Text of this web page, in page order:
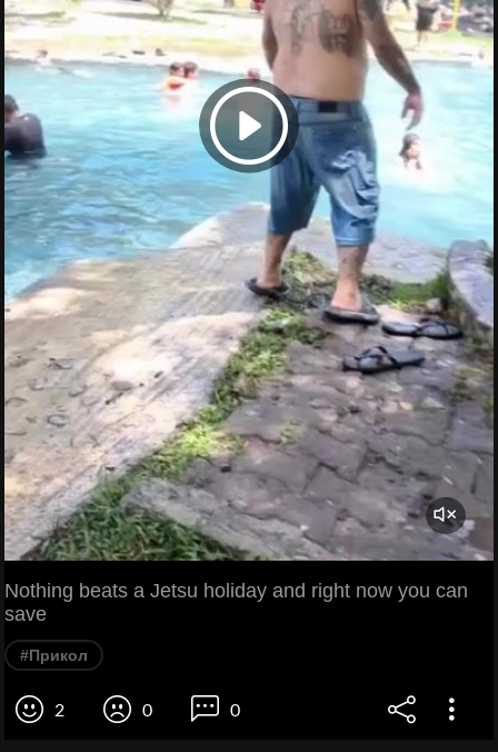
Nothing beats a Jetsu holiday and right now you can
save
#Прикол
2 0 0